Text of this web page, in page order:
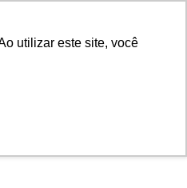
utilizar este site, você